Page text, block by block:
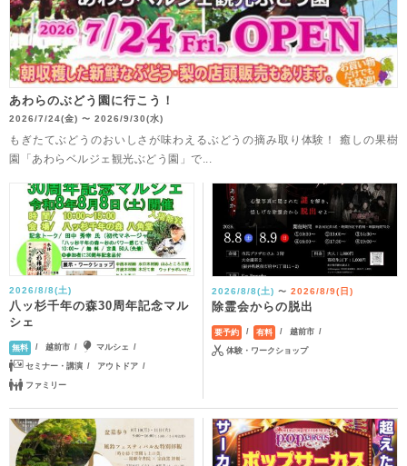
あわらのぶどう園に行こう！
2026/7/24(金) 〜 2026/9/30(水)
もぎたてぶどうのおいしさが味わえるぶどうの摘み取り体験！ 癒しの果樹
園「あわらベルジェ観光ぶどう園」で...
2026/8/8(土)
八ッ杉千年の森30周年記念マル
シェ
無料 越前市 マルシェ
セミナー・講演 アウトドア
ファミリー
2026/8/8(土) 〜 2026/8/9(日)
除霊会からの脱出
要予約 有料 越前市
体験・ワークショップ